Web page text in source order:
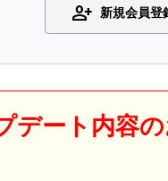
person_add 新規会員登
デート内容